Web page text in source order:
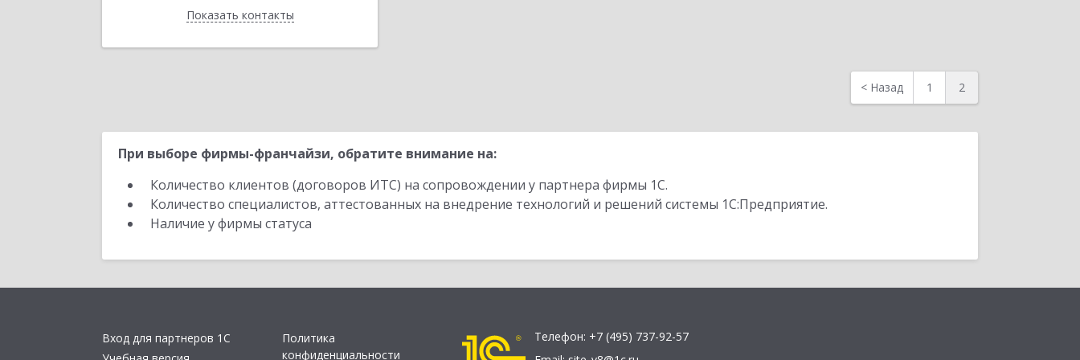
Показать контакты
Назад
< Назад 1 2
При выборе фирмы-франчайзи, обратите внимание на:
Количество клиентов (договоров ИТС) на сопровождении у партнера фирмы 1С.
Количество специалистов, аттестованных на внедрение технологий и решений системы 1С:Предприятие.
Наличие у фирмы статуса
Вход для партнеров 1С
Политика
конфиденциальности
Телефон: +7 (495) 737-92-57